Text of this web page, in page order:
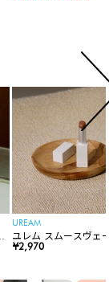
UREAM
ユレム スムースヴェ
ップスティック
¥2,970